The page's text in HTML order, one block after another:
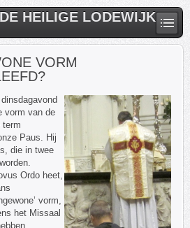
HEILIGE LODEWIJK
VORM
vorm van de
term
Paus. Hij
die in twee
Ordo heet,
vorm,
het Missaal